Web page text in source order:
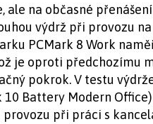
ale na občasné
výdrž při provozu
PCMark 8 Work
je oproti předchozímu
pokrok. V testu
10 Battery Modern
provozu při práci s